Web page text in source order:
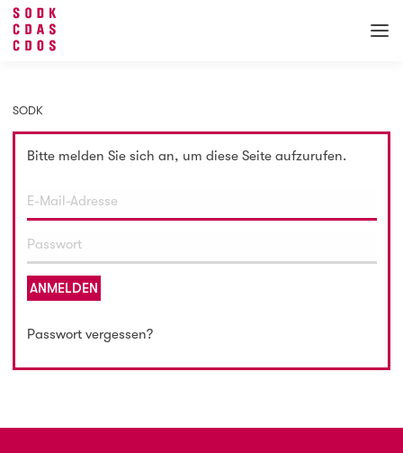
SODK
Bitte melden Sie sich an, um diese Seite aufzurufen.
ANMELDEN
Passwort vergessen?